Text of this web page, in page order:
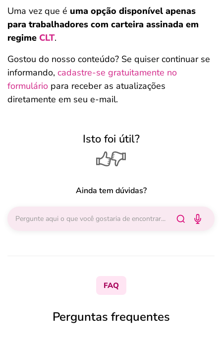
Uma vez que é uma opção disponível apenas
para trabalhadores com carteira assinada em
regime CLT.
Gostou do nosso conteúdo? Se quiser continuar se
informando, cadastre-se gratuitamente no
formulário para receber as atualizações
diretamente em seu e-mail.
Isto foi útil?
Ainda tem dúvidas?
FAQ
Perguntas frequentes